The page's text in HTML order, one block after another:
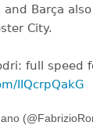
Barça
City.
full speed
IIQcrpQakG